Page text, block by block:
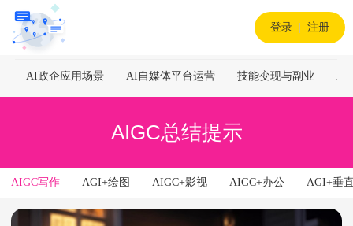
登录 注册
AI政企应用场景 AI自媒体平台运营 技能变现与副业
AIGC总结提示
AIGC写作 AGI+绘图 AIGC+影视 AIGC+办公 AGI+垂